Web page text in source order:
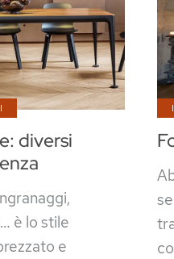
diversi
è lo stile
e